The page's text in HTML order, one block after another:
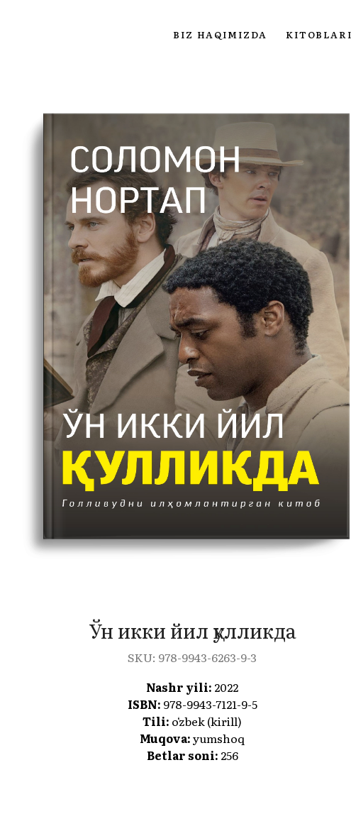
BIZ HAQIMIZDA
Ўн икки йил қулликда
SKU: 978-9943-6263-9-3
Nashr yili: 2022
ISBN: 978-9943-7121-9-5
Tili: oʻzbek (kirill)
Muqova:yumshoq
Betlar soni: 256